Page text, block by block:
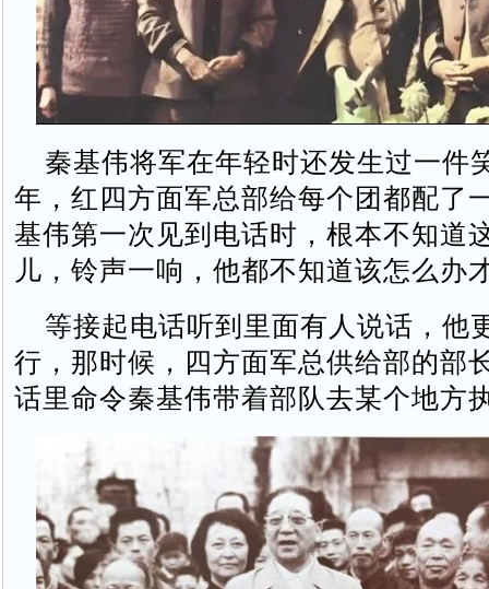
秦基伟将军在年轻时还发生过一件
年，红四方面军总部给每个团都配了
基伟第一次见到电话时，根本不知道
儿，铃声一响，他都不知道该怎么办
等接起电话听到里面有人说话，他
行，那时候，四方面军总供给部的部
话里命令秦基伟带着部队去某个地方